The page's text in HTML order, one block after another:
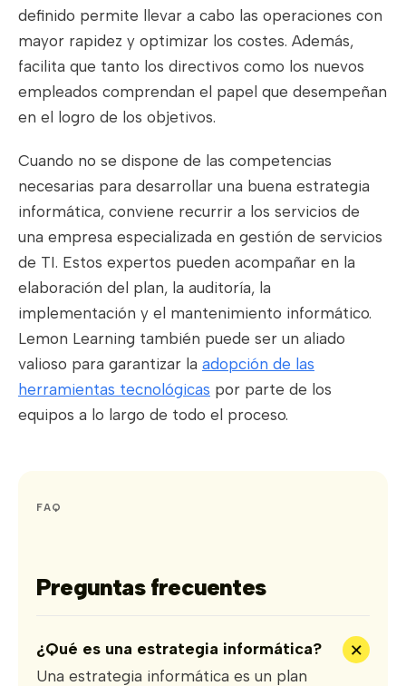
definido permite llevar a cabo las operaciones con
mayor rapidez y optimizar los costes. Además,
facilita que tanto los directivos como los nuevos
empleados comprendan el papel que desempeñan
en el logro de los objetivos.
Cuando no se dispone de las competencias
necesarias para desarrollar una buena estrategia
informática, conviene recurrir a los servicios de
una empresa especializada en gestión de servicios
de TI. Estos expertos pueden acompañar en la
elaboración del plan, la auditoría, la
implementación y el mantenimiento informático.
Lemon Learning también puede ser un aliado
valioso para garantizar la adopción de las
herramientas tecnológicas por parte de los
equipos a lo largo de todo el proceso.
FAQ
Preguntas frecuentes
¿Qué es una estrategia informática? +
Una estrategia informática es un plan